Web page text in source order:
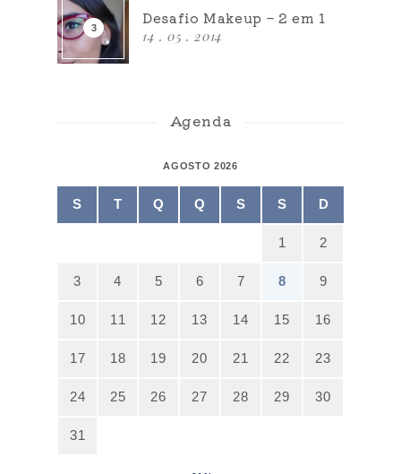
Desafio Makeup – 2 em 1
14 . 05 . 2014
Agenda
AGOSTO 2026
S T Q Q S S D
1 2
3 4 5 6 7 8 9
10 11 12 13 14 15 16
17 18 19 20 21 22 23
24 25 26 27 28 29 30
31